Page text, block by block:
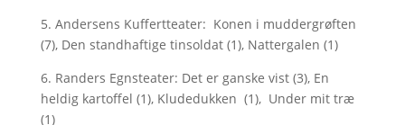
5. Andersens Kuffertteater: Konen i muddergrøften
(7), Den standhaftige tinsoldat (1), Nattergalen (1)
6. Randers Egnsteater: Det er ganske vist (3), En
heldig kartoffel (1), Kludedukken (1), Under mit træ
(1)